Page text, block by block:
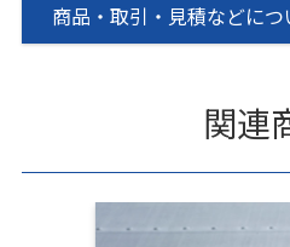
商品・取引・見積などにつ
関連